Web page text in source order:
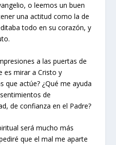
o leemos un buen
una actitud como la de
todo en su corazón, y
a las puertas de
es mirar a Cristo y
que actúe? ¿Qué me ayuda
de
de confianza en el Padre?
será mucho más
que el mal me aparte